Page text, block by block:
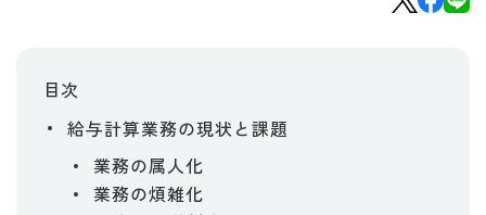
目次
給与計算業務の現状と課題
業務の属人化
業務の煩雑化